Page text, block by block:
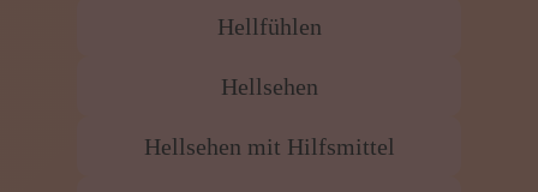
Hellfühlen
Hellsehen
Hellsehen mit Hilfsmittel